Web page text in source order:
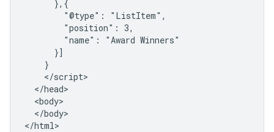
      },{
        "@type": "ListItem",
        "position": 3,
        "name": "Award Winners"
      }]
    }
    </script>
  </head>
  <body>
  </body>
</html>